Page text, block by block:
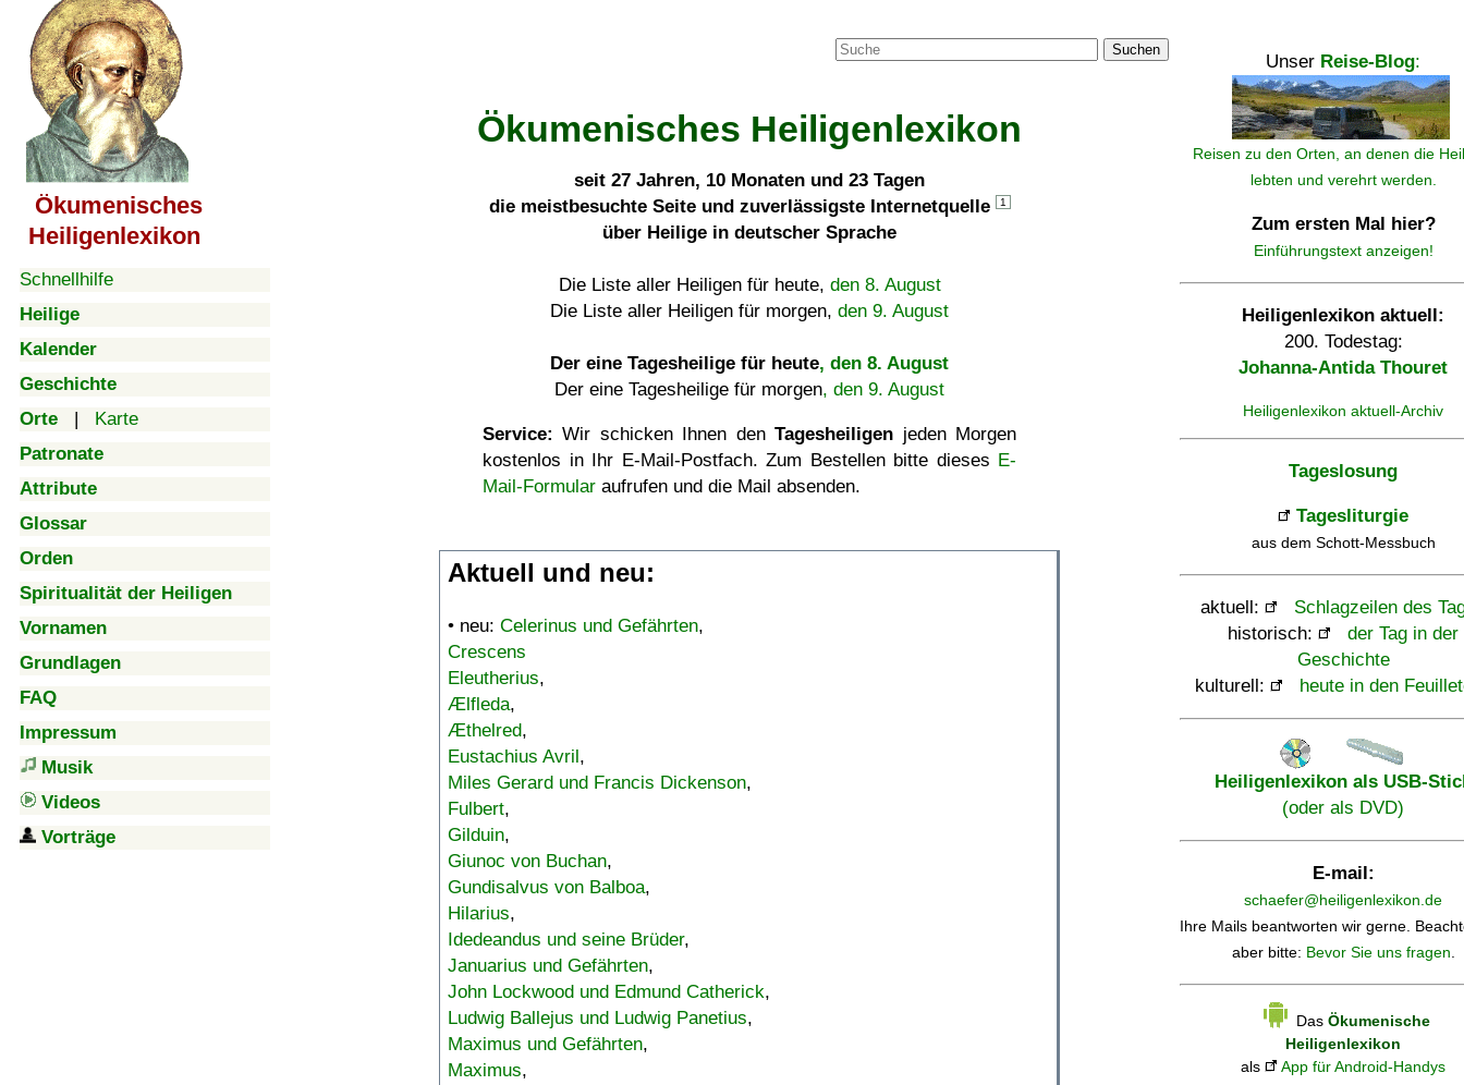
Ökumenisches
Heiligenlexikon
Schnellhilfe
Heilige
Kalender
Geschichte
Orte | Karte
Patronate
Attribute
Glossar
Orden
Spiritualität der Heiligen
Vornamen
Grundlagen
FAQ
Impressum
Musik
Videos
Vorträge
Suchen
Ökumenisches Heiligenlexikon
seit 27 Jahren, 10 Monaten und 23 Tagen
die meistbesuchte Seite und zuverlässigste Internetquelle
1
über Heilige in deutscher Sprache
Die Liste aller Heiligen für heute, den 8. August
Die Liste aller Heiligen für morgen, den 9. August
Der eine Tagesheilige für heute, den 8. August
Der eine Tagesheilige für morgen, den 9. August
Service: Wir schicken Ihnen denTagesheiligen jeden Morgen
kostenlos in Ihr E-Mail-Postfach. Zum Bestellen bitte dieses E-
Mail-Formular aufrufen und die Mail absenden.
Aktuell und neu:
• neu: Celerinus und Gefährten,
Crescens
Eleutherius,
Ælfleda,
Æthelred,
Eustachius Avril,
Miles Gerard und Francis Dickenson,
Fulbert,
Gilduin,
Giunoc von Buchan,
Gundisalvus von Balboa,
Hilarius,
Idedeandus und seine Brüder,
Januarius und Gefährten,
John Lockwood und Edmund Catherick,
Ludwig Ballejus und Ludwig Panetius,
Maximus und Gefährten,
Maximus,
Unser Reise-Blog:
Reisen zu den Orten, an denen die
lebten und verehrt werden.
Zum ersten Mal hier?
Einführungstext anzeigen!
Heiligenlexikon aktuell:
200. Todestag:
Johanna-Antida Thouret
Heiligenlexikon aktuell-Archiv
Tageslosung
Tagesliturgie
aus dem Schott-Messbuch
aktuell:
Schlagzeilen des
historisch:
der Tag in der
Geschichte
kulturell:
heute in den
Heiligenlexikon als USB-
(oder als DVD)
E-mail:
schaefer@heiligenlexikon.de
Ihre Mails beantworten wir gerne.
aber bitte: Bevor Sie uns fragen.
Das Ökumenische
Heiligenlexikon
als
App für Android-Handys